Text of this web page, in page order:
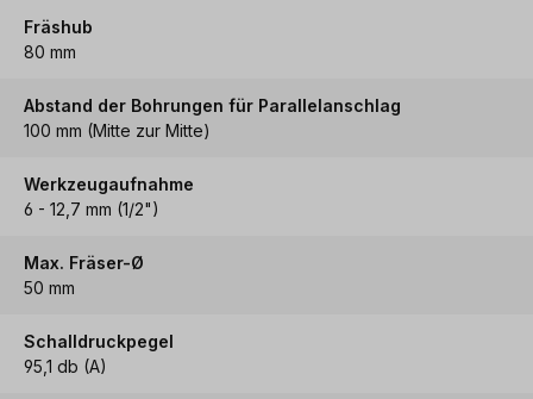
Fräshub
80 mm
Abstand der Bohrungen für Parallelanschlag
100 mm (Mitte zur Mitte)
Werkzeugaufnahme
6 - 12,7 mm (1/2")
Max. Fräser-Ø
50 mm
Schalldruckpegel
95,1 db (A)